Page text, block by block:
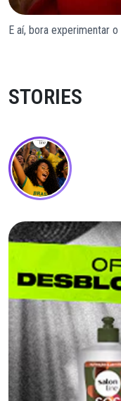
E aí, bora experimentar o
STORIES